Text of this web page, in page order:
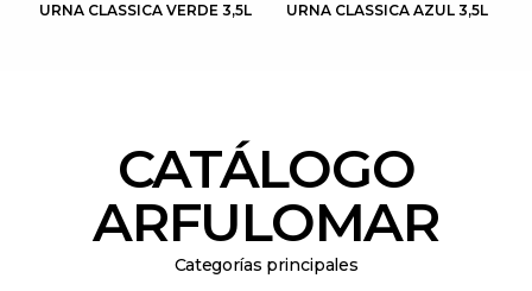
URNA CLASSICA VERDE 3,5L URNA CLASSICA AZUL 3,5L
CATÁLOGO
ARFULOMAR
Categorías principales